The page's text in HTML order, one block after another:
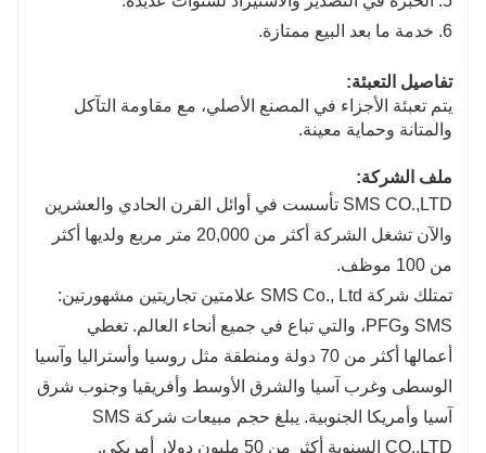
6. خدمة ما بعد البيع ممتازة.
تفاصيل التعبئة:
يتم تعبئة الأجزاء في المصنع الأصلي، مع مقاومة التآكل
والمتانة وحماية معينة.
ملف الشركة:
SMS CO.,LTD تأسست في أوائل القرن الحادي والعشرين
والآن تشغل الشركة أكثر من 20,000 متر مربع ولديها أكثر
من 100 موظف.
تمتلك شركة SMS Co., Ltd علامتين تجاريتين مشهورتين:
SMS وPFG، والتي تباع في جميع أنحاء العالم. تغطي
أعمالها أكثر من 70 دولة ومنطقة مثل روسيا وأستراليا وآسيا
الوسطى وغرب آسيا والشرق الأوسط وأفريقيا وجنوب شرق
آسيا وأمريكا الجنوبية. يبلغ حجم مبيعات شركة SMS
CO.,LTD السنوية أكثر من 50 مليون دولار أمريكي.